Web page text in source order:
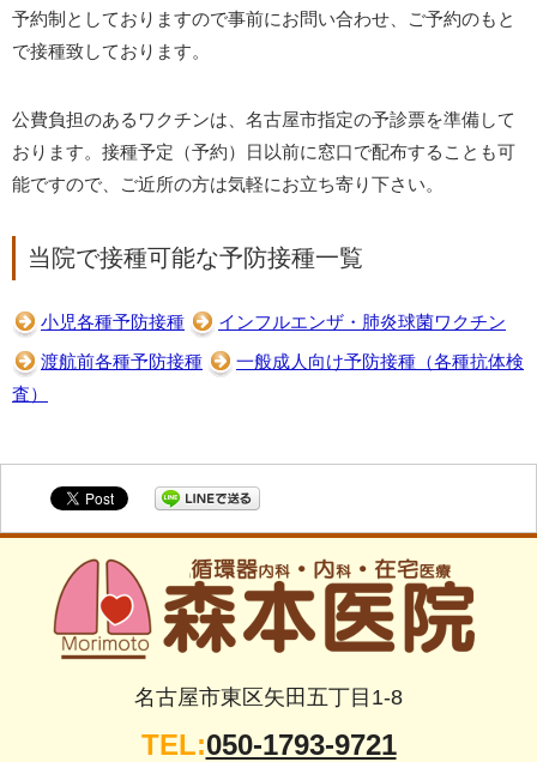
予約制としておりますので事前にお問い合わせ、ご予約のもと
で接種致しております。
公費負担のあるワクチンは、名古屋市指定の予診票を準備して
おります。接種予定（予約）日以前に窓口で配布することも可
能ですので、ご近所の方は気軽にお立ち寄り下さい。
当院で接種可能な予防接種一覧
小児各種予防接種
インフルエンザ・肺炎球菌ワクチン
渡航前各種予防接種
一般成人向け予防接種（各種抗体検
査）
名古屋市東区矢田五丁目1-8
TEL:050-1793-9721